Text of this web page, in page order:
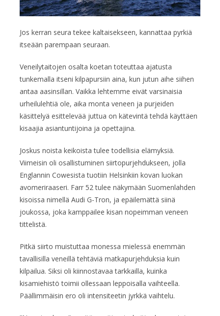
Jos kerran seura tekee kaltaisekseen, kannattaa pyrkiä
itseään parempaan seuraan.
Veneilytaitojen osalta koetan toteuttaa ajatusta
tunkemalla itseni kilpapursiin aina, kun jutun aihe siihen
antaa aasinsillan. Vaikka lehtemme eivät varsinaisia
urheilulehtiä ole, aika monta veneen ja purjeiden
käsittelyä esittelevää juttua on kätevintä tehdä käyttäen
kisaajia asiantuntijoina ja opettajina.
Joskus noista keikoista tulee todellisia elämyksiä.
Viimeisin oli osallistuminen siirtopurjehdukseen, jolla
Englannin Cowesista tuotiin Helsinkiin kovan luokan
avomeriraaseri. Farr 52 tulee näkymään Suomenlahden
kisoissa nimellä Audi G-Tron, ja epäilemättä siinä
joukossa, joka kamppailee kisan nopeimman veneen
tittelistä.
Pitkä siirto muistuttaa monessa mielessä enemmän
tavallisilla veneillä tehtäviä matkapurjehduksia kuin
kilpailua. Siksi oli kiinnostavaa tarkkailla, kuinka
kisamiehistö toimii ollessaan leppoisalla vaihteella.
Päällimmäisin ero oli intensiteetin jyrkkä vaihtelu.